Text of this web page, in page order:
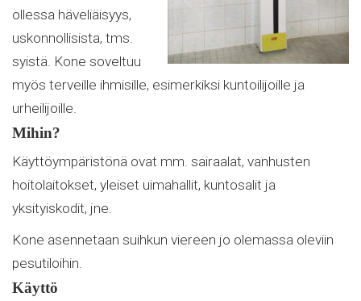
ollessa häveliäisyys,
uskonnollisista, tms.
syistä. Kone soveltuu
myös terveille ihmisille, esimerkiksi kuntoilijoille ja
urheilijoille.
Mihin?
Käyttöympäristönä ovat mm. sairaalat, vanhusten
hoitolaitokset, yleiset uimahallit, kuntosalit ja
yksityiskodit, jne.
Kone asennetaan suihkun viereen jo olemassa oleviin
pesutiloihin.
Käyttö